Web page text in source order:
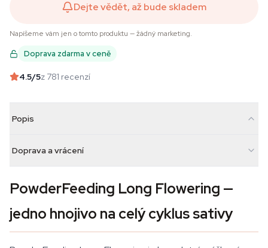
Dejte vědět, až bude skladem
Napíšeme vám jen o tomto produktu — žádný marketing.
Doprava zdarma v ceně
4.5/5z 781 recenzí
Popis
Doprava a vrácení
PowderFeeding Long Flowering —
jedno hnojivo na celý cyklus sativy